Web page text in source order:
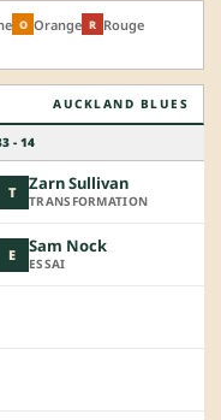
O Orange R Rouge
AUCKLAND BLUES
- 14
T Zarn Sullivan
TRANSFORMATION
E Sam Nock
ESSAI